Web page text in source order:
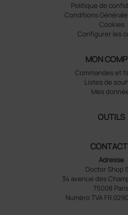
Politique de
Conditions
Cookies
Configurer les
MON
Commandes et
Listes de
Mes
OUTILS
Adresse
Doctor Shop
34 avenue des
75008 Paris
Numéro TVA FR